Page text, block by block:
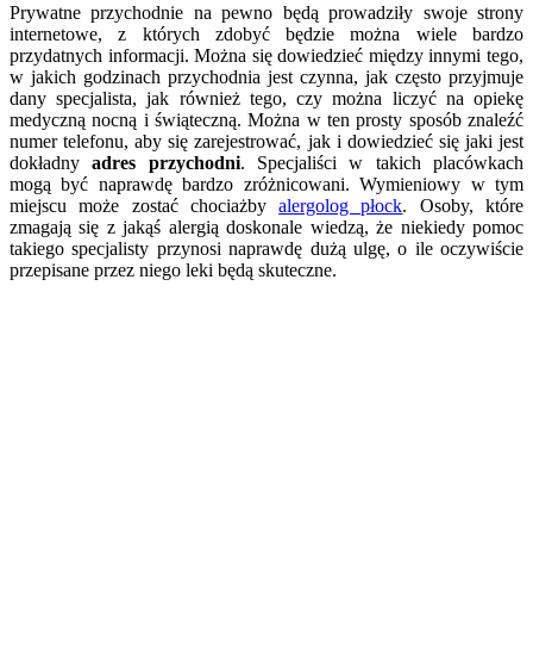
Prywatne przychodnie na pewno będą prowadziły swoje strony
internetowe, z których zdobyć będzie można wiele bardzo
przydatnych informacji. Można się dowiedzieć między innymi tego,
w jakich godzinach przychodnia jest czynna, jak często przyjmuje
dany specjalista, jak również tego, czy można liczyć na opiekę
medyczną nocną i świąteczną. Można w ten prosty sposób znaleźć
numer telefonu, aby się zarejestrować, jak i dowiedzieć się jaki jest
dokładnyadres przychodni. Specjaliści w takich placówkach
mogą być naprawdę bardzo zróżnicowani. Wymieniowy w tym
miejscu może zostać chociażbyalergolog płock. Osoby, które
zmagają się z jakąś alergią doskonale wiedzą, że niekiedy pomoc
takiego specjalisty przynosi naprawdę dużą ulgę, o ile oczywiście
przepisane przez niego leki będą skuteczne.